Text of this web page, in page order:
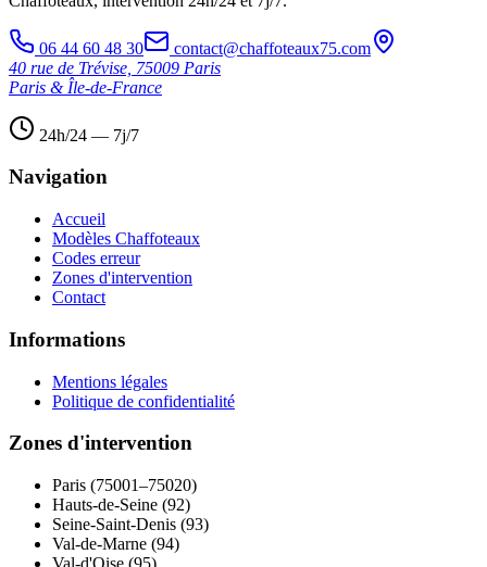
06 44 60 48 30
contact@chaffoteaux75.com
40 rue de Trévise, 75009 Paris
Paris & Île-de-France
24h/24 — 7j/7
Navigation
Accueil
Modèles Chaffoteaux
Codes erreur
Zones d'intervention
Contact
Informations
Mentions légales
Politique de confidentialité
Zones d'intervention
Paris (75001–75020)
Hauts-de-Seine (92)
Seine-Saint-Denis (93)
Val-de-Marne (94)
Val-d'Oise (95)